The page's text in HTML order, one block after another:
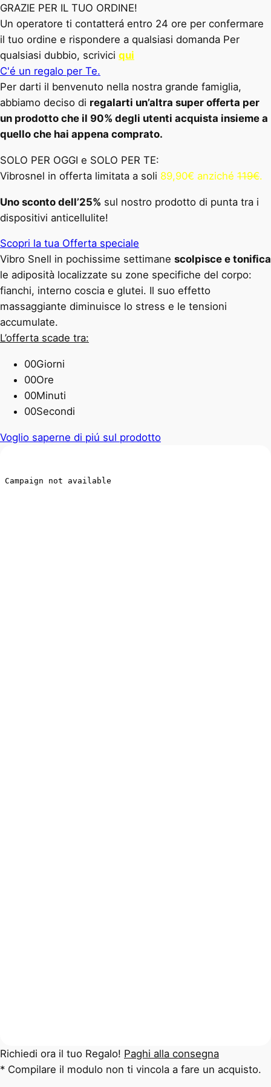
GRAZIE PER IL TUO ORDINE!
Un operatore ti contatterá entro 24 ore per confermare
il tuo ordine e rispondere a qualsiasi domanda Per
qualsiasi dubbio, scrivici qui
C'é un regalo per Te.
Per darti il benvenuto nella nostra grande famiglia,
abbiamo deciso di regalarti un’altra super offerta per
un prodotto che il 90% degli utenti acquista insieme a
quello che hai appena comprato.
SOLO PER OGGI e SOLO PER TE:
Vibrosnel in offerta limitata a soli 89,90€ anziché 119€.
Uno sconto dell’25% sul nostro prodotto di punta tra i
dispositivi anticellulite!
Scopri la tua Offerta speciale
Vibro Snell in pochissime settimane scolpisce e tonifica
le adiposità localizzate su zone specifiche del corpo:
fianchi, interno coscia e glutei. Il suo effetto
massaggiante diminuisce lo stress e le tensioni
accumulate.
L’offerta scade tra:
00Giorni
00Ore
00Minuti
00Secondi
Voglio saperne di piú sul prodotto
Richiedi ora il tuo Regalo! Paghi alla consegna
* Compilare il modulo non ti vincola a fare un acquisto.